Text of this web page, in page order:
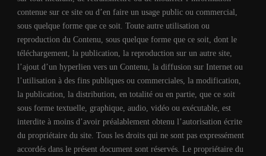
contenue sur ce site ou d’en faire un usage public ou commercial,
sous quelque forme que ce soit. Toute autre utilisation ou
reproduction du Contenu, sous quelque forme que ce soit, dont le
téléchargement, la publication, la reproduction sur un autre site,
l’ajout d’un hyperlien vers un Contenu, la diffusion sur Internet ou
l’utilisation à des fins publiques ou commerciales, la modification,
la publication, la distribution, en totalité ou en partie, que ce soit
sous forme textuelle, graphique, audio, vidéo ou exécutable, est
interdite à moins d’avoir préalablement obtenu l’autorisation écrite
du propriétaire du site. Tous les droits qui ne sont pas expressément
accordés dans le présent document sont réservés. Le propriétaire du